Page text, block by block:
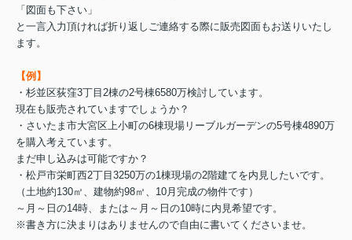
「図面も下さい」
と一言入力頂ければ折り返しご連絡する際に販売図面もお送りいたし
ます。
【例】
・杉並区荻窪3丁目2棟の2号棟6580万検討しています。
現在も販売されていますでしょうか？
・さいたま市大宮区上小町の6棟現場リーブルガーデンの5号棟4890万
を購入考えています。
まだ申し込みは可能ですか？
・松戸市栄町西2丁目3250万の1棟現場の2階建てを内見したいです。
（土地約130㎡、建物約98㎡、10月完成の物件です）
～月～日の14時、または～月～日の10時に内見希望です。
※書き方に決まりはありませんので自由に書いてくださいませ。